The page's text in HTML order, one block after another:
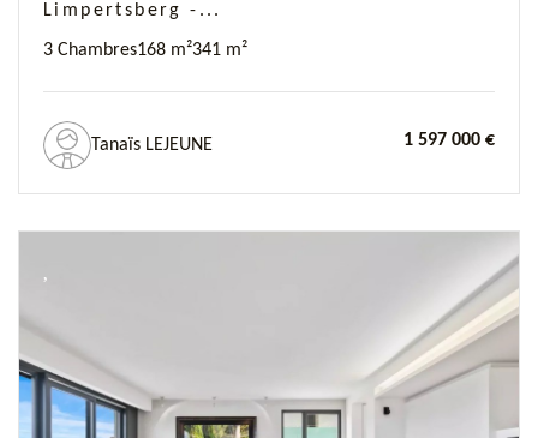
Limpertsberg -...
3 Chambres168 m²341 m²
Tanaïs LEJEUNE 1 597 000 €